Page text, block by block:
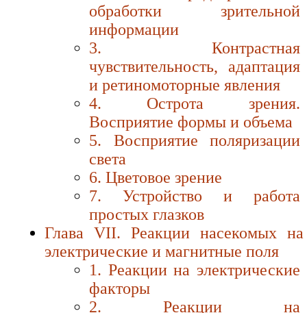
обработки зрительной
информации
3. Контрастная
чувствительность, адаптация
и ретиномоторные явления
4. Острота зрения.
Восприятие формы и объема
5. Восприятие поляризации
света
6. Цветовое зрение
7. Устройство и работа
простых глазков
Глава VII. Реакции насекомых на
электрические и магнитные поля
1. Реакции на электрические
факторы
2. Реакции на